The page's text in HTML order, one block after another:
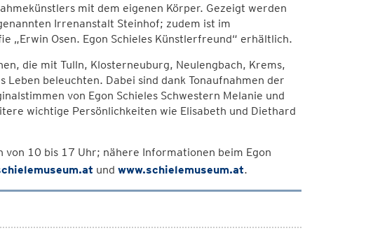
mit dem eigenen Körper. Gezeigt werden
Irrenanstalt Steinhof; zudem ist im
„Erwin Osen. Egon Schieles Künstlerfreund“ erhältlich.
die mit Tulln, Klosterneuburg, Neulengbach, Krems,
Leben beleuchten. Dabei sind dank Tonaufnahmen der
von Egon Schieles Schwestern Melanie und
wichtige Persönlichkeiten wie Elisabeth und Diethard
von 10 bis 17 Uhr; nähere Informationen beim Egon
und www.schielemuseum.at.